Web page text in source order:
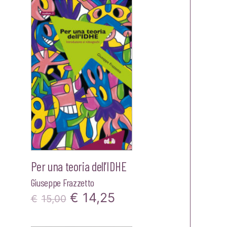
originale
era:
€20,00.
attuale
è:
€19,00.
Per una teoria dell’IDHE
Giuseppe Frazzetto
€ 15,00 Il
€ 14,25Il